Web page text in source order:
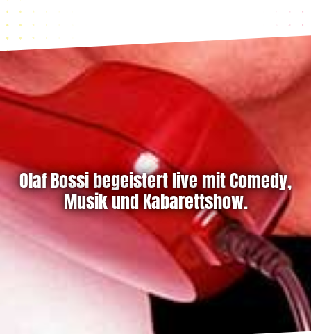
Olaf Bossi begeistert live mit Comedy,
Musik und Kabarettshow.